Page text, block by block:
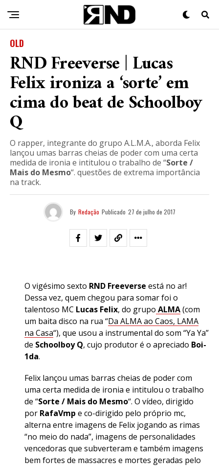
OLD
RND Freeverse | Lucas
Felix ironiza a ‘sorte’ em
cima do beat de Schoolboy
Q
O rapper, integrante do grupo A.L.M.A., aborda Felix
lançou umas barras cheias de poder com uma certa
medida de ironia e intitulou o trabalho de “Sorte /
Mais do Mesmo“. questões de extrema importância
na track.
By Redação Publicado 27 de julho de 2017
O vigésimo sexto RND Freeverse está no ar!
Dessa vez, quem chegou para somar foi o
talentoso MC Lucas Felix, do grupo ALMA(com
um baita disco na rua “Da ALMA ao Caos, LAMA
na Casa“), que usou a instrumental do som “Ya Ya”
de Schoolboy Q, cujo produtor é o apreciado Boi-
1da.
Felix lançou umas barras cheias de poder com
uma certa medida de ironia e intitulou o trabalho
de “Sorte / Mais do Mesmo“. O vídeo, dirigido
por RafaVmp e co-dirigido pelo próprio mc,
alterna entre imagens de Felix jogando as rimas
“no meio do nada”, imagens de personalidades
vencedoras que subverteram e também imagens
bem fortes de massacres e mortes geradas pelo